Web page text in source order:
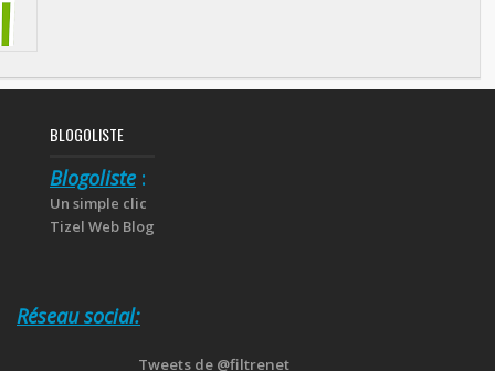
BLOGOLISTE
Blogoliste :
Un simple clic
Tizel Web Blog
Réseau social:
Tweets de @filtrenet